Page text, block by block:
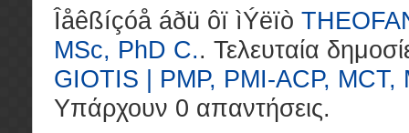
Îåêßíçóå áðü ôï ìÝëïò
MSc, PhD C.. Τελευταία
GIOTIS | PMP, PMI-ACP, MCT,
Υπάρχουν 0 απαντήσεις.